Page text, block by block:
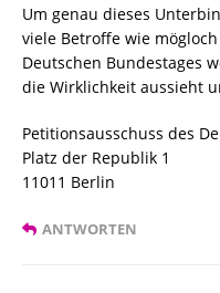
Um genau dieses
viele Betroffe wie
Deutschen Bundestages
die Wirklichkeit aussieht
Petitionsausschuss des
Platz der Republik 1
11011 Berlin
ANTWORTEN